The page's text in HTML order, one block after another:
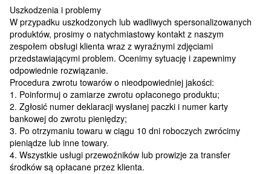
Uszkodzenia i problemy
W przypadku uszkodzonych lub wadliwych spersonalizowanych
produktów, prosimy o natychmiastowy kontakt z naszym
zespołem obsługi klienta wraz z wyraźnymi zdjęciami
przedstawiającymi problem. Ocenimy sytuację i zapewnimy
odpowiednie rozwiązanie.
Procedura zwrotu towarów o nieodpowiedniej jakości:
1. Poinformuj o zamiarze zwrotu opłaconego produktu;
2. Zgłosić numer deklaracji wysłanej paczki i numer karty
bankowej do zwrotu pieniędzy;
3. Po otrzymaniu towaru w ciągu 10 dni roboczych zwrócimy
pieniądze lub inne towary.
4. Wszystkie usługi przewoźników lub prowizje za transfer
środków są opłacane przez klienta.